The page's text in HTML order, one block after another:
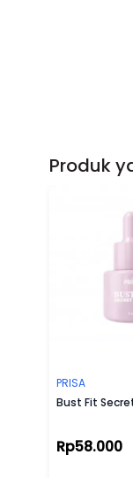
Produk
PRISA
Bust Fit
Rp58.000